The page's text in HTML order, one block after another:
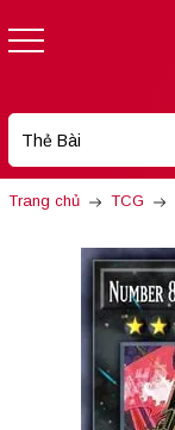
Trang chủ TCG